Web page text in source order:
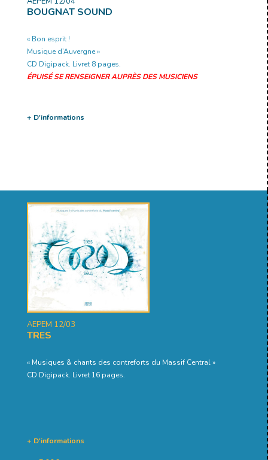
BOUGNAT SOUND
« Bon esprit !
Musique d’Auvergne »
CD Digipack. Livret 8 pages.
ÉPUISÉ SE RENSEIGNER AUPRÈS DES MUSICIENS
+ D'informations
AEPEM 12/03
TRES
« Musiques & chants des contreforts du Massif Central »
CD Digipack. Livret 16 pages.
+ D'informations